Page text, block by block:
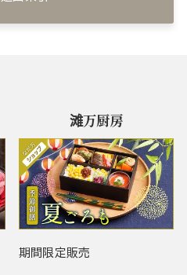
滩万厨房
期間限定販売